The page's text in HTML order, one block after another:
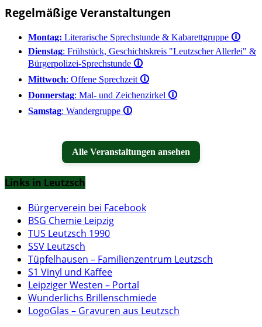
Regelmäßige Veranstaltungen
Montag: Literarische Sprechstunde & Kabarettgruppe 🛈
Dienstag: Frühstück, Geschichtskreis "Leutzscher Allerlei" &
Bürgerpolizei-Sprechstunde 🛈
Mittwoch: Offene Sprechzeit 🛈
Donnerstag: Mal- und Zeichenzirkel 🛈
Samstag: Wandergruppe 🛈
Alle Veranstaltungen ansehen
Links in Leutzsch
Bürgerverein bei Facebook
BSG Chemie Leipzig
TUS Leutzsch 1990
SSV Leutzsch
Tüpfelhausen – Familienzentrum Leutzsch
S1 Vinyl und Kaffee
Leipziger Westen – Portal
Wunderlichs Brillenschmiede
LogoGlas – Gravuren aus Leutzsch